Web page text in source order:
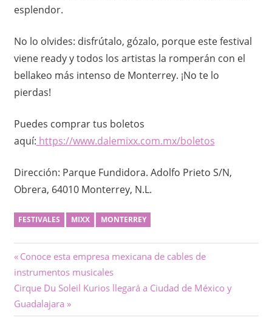
esplendor. ​
No lo olvides: disfrútalo, gózalo, porque este festival
viene ready y todos los artistas la romperán con el
bellakeo más intenso de Monterrey. ¡No te lo
pierdas!
Puedes comprar tus boletos
aquí: https://www.dalemixx.com.mx/boletos
Dirección: Parque Fundidora. Adolfo Prieto S/N,
Obrera, 64010 Monterrey, N.L.
FESTIVALES MIXX MONTERREY
Navegación
de
entradas
Previous
Post:
Conoce esta empresa mexicana de cables de
instrumentos musicales
Next
Post:
Cirque Du Soleil Kurios llegará a Ciudad de México y
Guadalajara